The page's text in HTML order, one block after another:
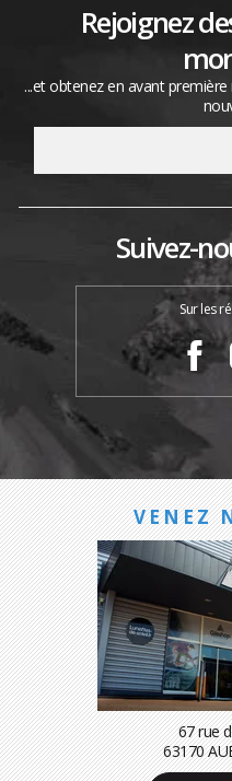
Rejoignez
...et obtenez en avant
Suivez-
Sur les
VENEZ
67 rue
63170